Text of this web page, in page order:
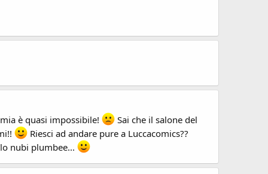
è quasi impossibile!
Sai che il salone del
Riesci ad andare pure a Luccacomics??
nubi plumbee...